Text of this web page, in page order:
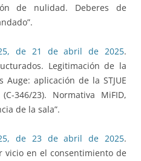
de nulidad. Deberes de
de 21 de abril de 2025.
Legitimación de la
Auge: aplicación de la STJUE
346/23). Normativa MiFID,
de la sala”.
de 23 de abril de 2025.
vicio en el consentimiento de